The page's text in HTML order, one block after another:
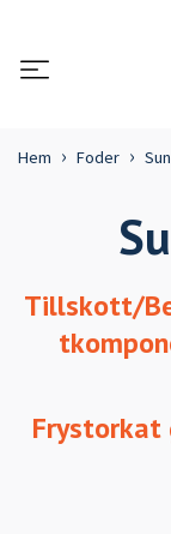
Hem Foder
Tillskott/
Frystorkat